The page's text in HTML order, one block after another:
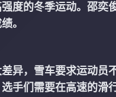
度的冬季运动。邵奕
。
异，雪车要求运动员
手们需要在高速的滑